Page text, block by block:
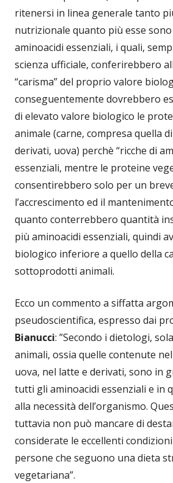
ritenersi in linea generale tanto
nutrizionale quanto più esse sono
aminoacidi essenziali, i quali,
scienza ufficiale, conferirebbero
“carisma” del proprio valore
conseguentemente dovrebbero
di elevato valore biologico le
animale (carne, compresa quella
derivati, uova) perchè “ricche di
essenziali, mentre le proteine
consentirebbero solo per un
l’accrescimento ed il
quanto conterrebbero quantità
più aminoacidi essenziali, quindi
biologico inferiore a quello della
sottoprodotti animali.
Ecco un commento a siffatta
pseudoscientifica, espresso dai
Bianucci: ”Secondo i dietologi,
animali, ossia quelle contenute
uova, nel latte e derivati, sono in
tutti gli aminoacidi essenziali e in
alla necessità dell’organismo.
tuttavia non può mancare di
considerate le eccellenti
persone che seguono una dieta
vegetariana”.